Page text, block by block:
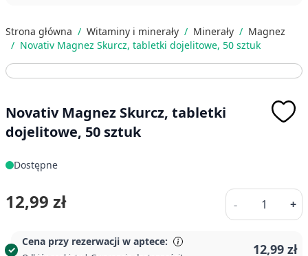
Strona główna / Witaminy i minerały / Minerały / Magnez
/ Novativ Magnez Skurcz, tabletki dojelitowe, 50 sztuk
Novativ Magnez Skurcz, tabletki
dojelitowe, 50 sztuk
Dostępne
Cena przy rezerwacji w aptece: 12,99 zł
12,99 zł -
Ilość
+